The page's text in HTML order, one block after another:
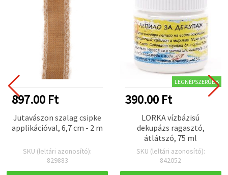
897.00 Ft
Jutavászon szalag csipke
applikációval, 6,7 cm - 2 m
SKU (leltári azonosító):
829883
LEGNÉPSZERŰBB
390.00 Ft
LORKA vízbázisú
dekupázs ragasztó,
átlátszó, 75 ml
SKU (leltári azonosító):
842052